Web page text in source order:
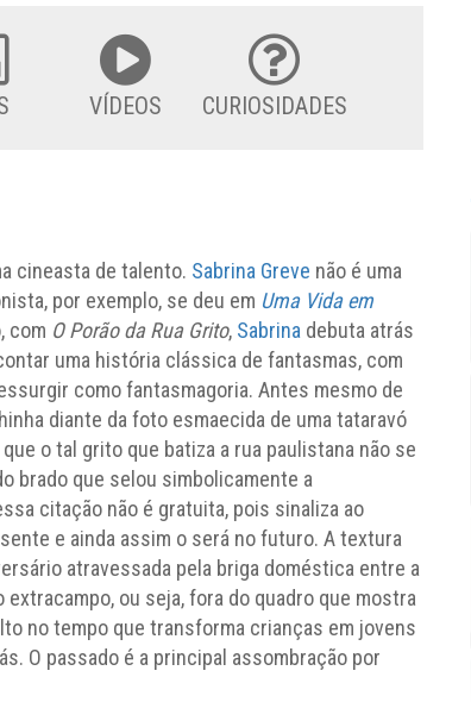
VÍDEOS CURIOSIDADES
cineasta de talento. Sabrina Greve não é uma
por exemplo, se deu em Uma Vida em
com O Porão da Rua Grito, Sabrina debuta atrás
uma história clássica de fantasmas, com
como fantasmagoria. Antes mesmo de
diante da foto esmaecida de uma tataravó
o tal grito que batiza a rua paulistana não se
brado que selou simbolicamente a
citação não é gratuita, pois sinaliza ao
e ainda assim o será no futuro. A textura
atravessada pela briga doméstica entre a
ou seja, fora do quadro que mostra
no tempo que transforma crianças em jovens
O passado é a principal assombração por